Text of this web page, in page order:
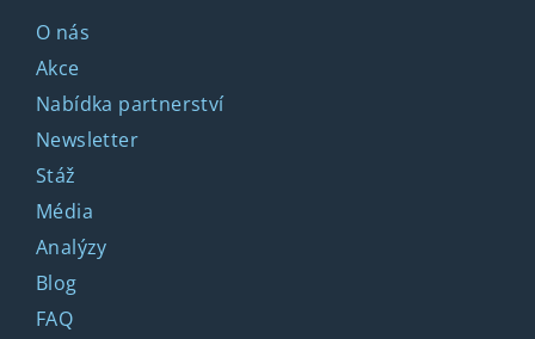
O nás
Akce
Nabídka partnerství
Newsletter
Stáž
Média
Analýzy
Blog
FAQ